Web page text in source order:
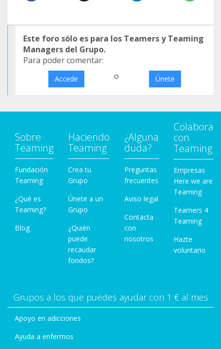
Este foro sólo es para los Teamers y Teaming
Managers del Grupo.
Para poder comentar:
Accede o Únete
Sobre
Teaming
Fundación
Teaming
¿Qué es
Teaming?
Blog
Haciendo
Teaming
Crea tu
Grupo
Únete a un
Grupo
¿Quién
puede
recaudar
fondos?
¿Alguna
duda?
Preguntas
frecuentes
Aviso legal
Contacta
con
nosotros
Colabora
con
Teaming
Empresas
Here we are
Teaming
Teamers 4
Teaming
Hazte
voluntario
Grupos a los que puedes ayudar con 1 € al mes
Apoyo en adicciones
Ayuda a enfermos